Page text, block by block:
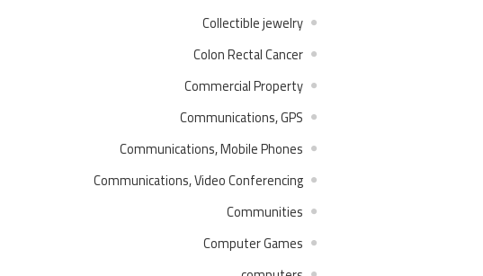
Collectible jewelry
Colon Rectal Cancer
Commercial Property
Communications, GPS
Communications, Mobile Phones
Communications, Video Conferencing
Communities
Computer Games